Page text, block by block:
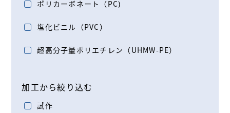
ポリカーボネート（PC)
塩化ビニル（PVC）
超高分子量ポリエチレン（UHMW-PE）
加工から絞り込む
試作